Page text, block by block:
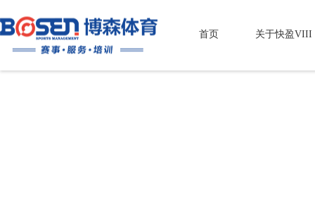
首页 关于快盈VIII